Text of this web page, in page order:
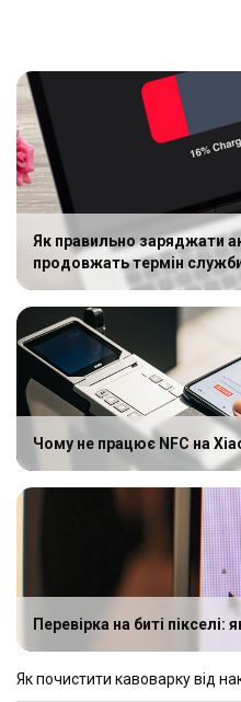
Як правильно заряджати
продовжать термін
Чому не працює NFC на
Перевірка на биті
Як почистити кавоварку від